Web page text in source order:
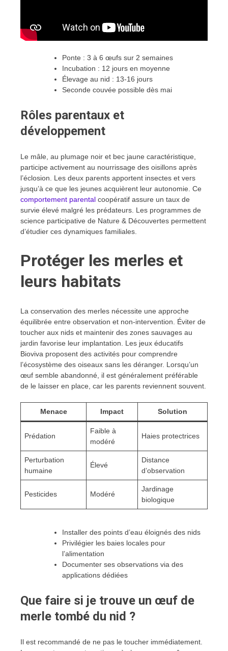
Ponte : 3 à 6 œufs sur 2 semaines
Incubation : 12 jours en moyenne
Élevage au nid : 13-16 jours
Seconde couvée possible dès mai
Rôles parentaux et
développement
Le mâle, au plumage noir et bec jaune caractéristique,
participe activement au nourrissage des oisillons après
l’éclosion. Les deux parents apportent insectes et vers
jusqu’à ce que les jeunes acquièrent leur autonomie. Ce
comportement parental coopératif assure un taux de
survie élevé malgré les prédateurs. Les programmes de
science participative de Nature & Découvertes permettent
d’étudier ces dynamiques familiales.
Protéger les merles et
leurs habitats
La conservation des merles nécessite une approche
équilibrée entre observation et non-intervention. Éviter de
toucher aux nids et maintenir des zones sauvages au
jardin favorise leur implantation. Les jeux éducatifs
Bioviva proposent des activités pour comprendre
l’écosystème des oiseaux sans les déranger. Lorsqu’un
œuf semble abandonné, il est généralement préférable
de le laisser en place, car les parents reviennent souvent.
Menace Impact Solution
Prédation
Faible à
modéré
Haies protectrices
Perturbation
humaine
Élevé
Distance
d’observation
Pesticides Modéré
Jardinage
biologique
Installer des points d’eau éloignés des nids
Privilégier les baies locales pour
l’alimentation
Documenter ses observations via des
applications dédiées
Que faire si je trouve un œuf de
merle tombé du nid ?
Il est recommandé de ne pas le toucher immédiatement.